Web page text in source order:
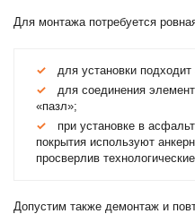
Для монтажа потребуется
для установки
для соединения
«пазл»;
при установке в
покрытия используют
просверлив
Допустим также демонтаж и